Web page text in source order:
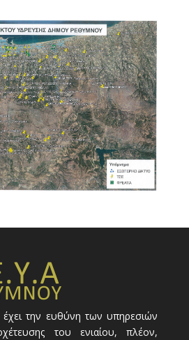
την ευθύνη των υπηρεσιών
του ενιαίου, πλέον,